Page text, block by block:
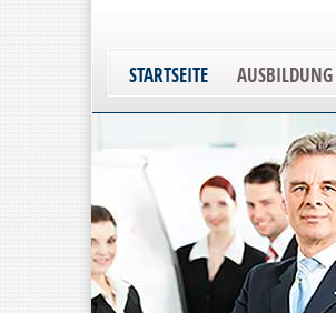
STARTSEITE AUSBILDUNG